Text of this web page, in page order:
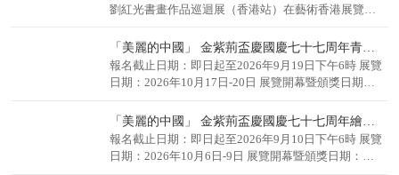
劉紅光書畫作品巡迴展（香港站）在藝術香港展覽廳
「美麗的中國」 金紫荊盃慶國慶七十七周年青少年書法大賽
報名截止日期：即日起至2026年9月19日下午6時 展覽
日期：2026年10月17日-20日 展覽開幕暨頒獎日期：
「美麗的中國」 金紫荊盃慶國慶七十七周年繪畫國際大賽
報名截止日期：即日起至2026年9月10日下午6時 展覽
日期：2026年10月6日-9日 展覽開幕暨頒獎日期：